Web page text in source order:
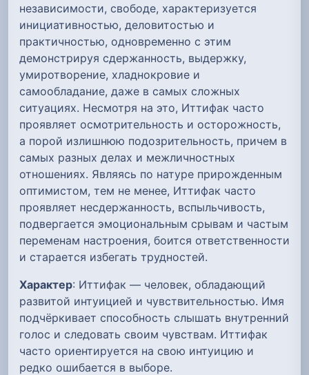
независимости, свободе, характеризуется
инициативностью, деловитостью и
практичностью, одновременно с этим
демонстрируя сдержанность, выдержку,
умиротворение, хладнокровие и
самообладание, даже в самых сложных
ситуациях. Несмотря на это, Иттифак часто
проявляет осмотрительность и осторожность,
а порой излишнюю подозрительность, причем в
самых разных делах и межличностных
отношениях. Являясь по натуре прирожденным
оптимистом, тем не менее, Иттифак часто
проявляет несдержанность, вспыльчивость,
подвергается эмоциональным срывам и частым
переменам настроения, боится ответственности
и старается избегать трудностей.
Характер: Иттифак — человек, обладающий
развитой интуицией и чувствительностью. Имя
подчёркивает способность слышать внутренний
голос и следовать своим чувствам. Иттифак
часто ориентируется на свою интуицию и
редко ошибается в выборе.